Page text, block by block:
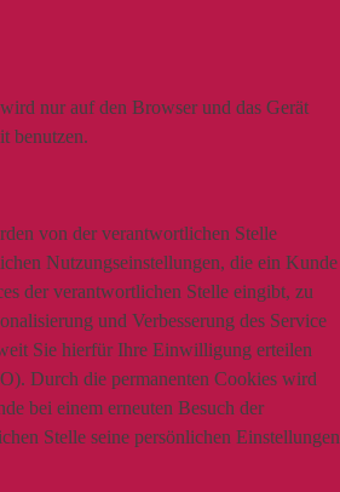
nur auf den Browser und das Gerät
benutzen.
von der verantwortlichen Stelle
Nutzungseinstellungen, die ein Kunde
der verantwortlichen Stelle eingibt, zu
und Verbesserung des Service
Sie hierfür Ihre Einwilligung erteilen
Durch die permanenten Cookies wird
bei einem erneuten Besuch der
Stelle seine persönlichen Einstellungen